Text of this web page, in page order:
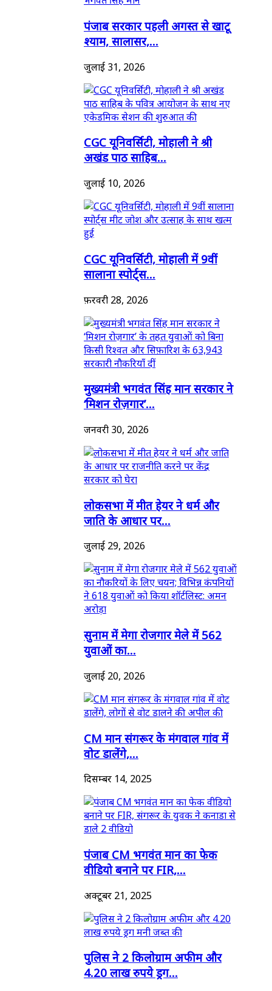
पंजाब सरकार पहली अगस्त से खाटू
श्याम, सालासर,...
जुलाई 31, 2026
CGC यूनिवर्सिटी, मोहाली ने श्री
अखंड पाठ साहिब...
जुलाई 10, 2026
CGC यूनिवर्सिटी, मोहाली में 9वीं
सालाना स्पोर्ट्स...
फ़रवरी 28, 2026
मुख्यमंत्री भगवंत सिंह मान सरकार ने
‘मिशन रोज़गार’...
जनवरी 30, 2026
लोकसभा में मीत हेयर ने धर्म और
जाति के आधार पर...
जुलाई 29, 2026
सुनाम में मेगा रोजगार मेले में 562
युवाओं का...
जुलाई 20, 2026
CM मान संगरूर के मंगवाल गांव में
वोट डालेंगे,...
दिसम्बर 14, 2025
पंजाब CM भगवंत मान का फेक
वीडियो बनाने पर FIR,...
अक्टूबर 21, 2025
पुलिस ने 2 किलोग्राम अफीम और
4.20 लाख रुपये ड्रग...